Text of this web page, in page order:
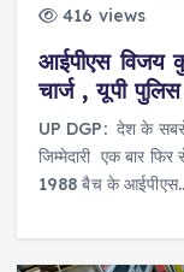
416 views
आईपीएस विजय
चार्ज , यूपी
UP DGP: देश के सबसे
जिम्मेदारी एक बार फिर
1988 बैच के